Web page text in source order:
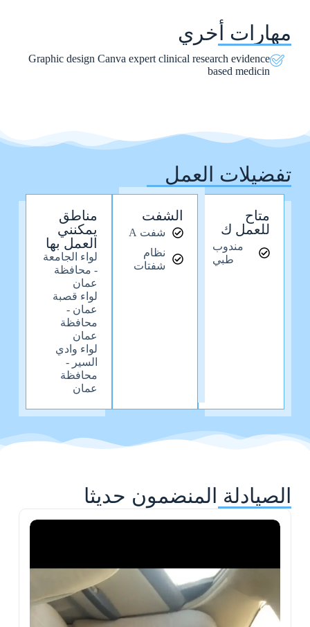
مهارات أخري
Graphic design Canva expert clinical research evidence
based medicin
تفضيلات العمل
متاح
للعمل ك
مندوب
طبي
الشفت
شفت A
نظام
شفتات
مناطق
يمكنني
العمل بها
لواء الجامعة
- محافظة
عمان
لواء قصبة
عمان -
محافظة
عمان
لواء وادي
السير -
محافظة
عمان
الصيادلة المنضمون حديثا